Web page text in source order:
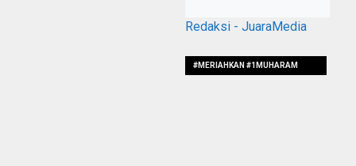
Redaksi - JuaraMedia
#MERIAHKAN #1MUHARAM